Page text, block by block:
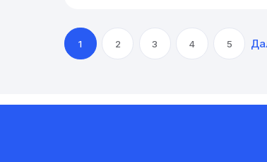
1 2 3 4 5